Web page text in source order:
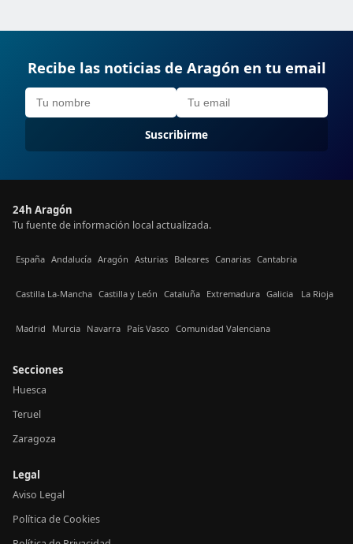
Recibe las noticias de Aragón en tu email
Suscribirme
24h Aragón
Tu fuente de información local actualizada.
España Andalucía Aragón Asturias Baleares Canarias Cantabria
Castilla La-Mancha Castilla y León Cataluña Extremadura Galicia La Rioja
Madrid Murcia Navarra País Vasco Comunidad Valenciana
Secciones
Huesca
Teruel
Zaragoza
Legal
Aviso Legal
Política de Cookies